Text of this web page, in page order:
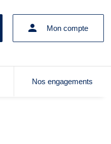
Mon compte
Nos engagements